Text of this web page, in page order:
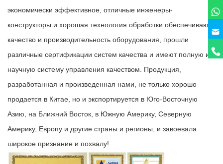
экономически эффективное, отличные инженеры-
конструкторы и хорошая технология обработки обеспечивают
качество и производительность оборудования, прошли
различные сертификации систем качества и имеют полную и
научную систему управления качеством. Продукция,
разработанная и произведенная нами, не только хорошо
продается в Китае, но и экспортируется в Юго-Восточную
Азию, на Ближний Восток, в Южную Америку, Северную
Америку, Европу и другие страны и регионы, и завоевала
широкое признание и похвалу!